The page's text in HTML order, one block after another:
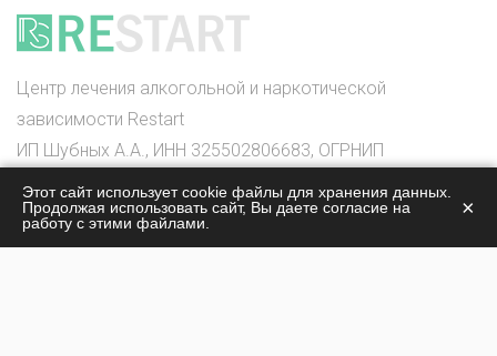
Центр лечения алкогольной и наркотической
зависимости Restart
ИП Шубных А.А., ИНН 325502806683, ОГРНИП
316325600085756
© 2026
Этот сайт использует cookie файлы для хранения данных.
Продолжая использовать сайт, Вы даете согласие на
работу с этими файлами.
×